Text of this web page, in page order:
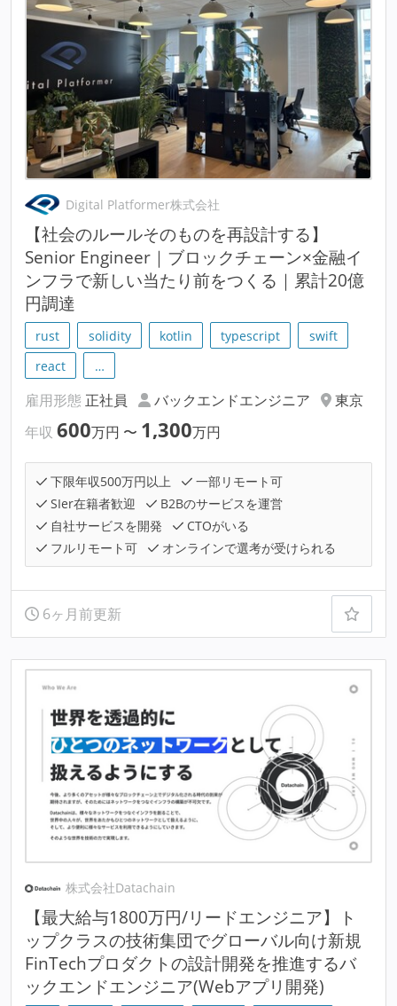
Digital Platformer株式会社
【社会のルールそのものを再設計する】
Senior Engineer｜ブロックチェーン×金融イ
ンフラで新しい当たり前をつくる｜累計20億
円調達
rust solidity kotlin typescript
swift
react
…
雇用形態 正社員 バックエンドエンジニア
東京
年収 600万円 〜 1,300万円
下限年収500万円以上
一部リモート可
SIer在籍者歓迎
B2Bのサービスを運営
自社サービスを開発
CTOがいる
フルリモート可
オンラインで選考が受けられる
6ヶ月前更新
株式会社Datachain
【最大給与1800万円/リードエンジニア】ト
ップクラスの技術集団でグローバル向け新規
FinTechプロダクトの設計開発を推進するバ
ックエンドエンジニア(Webアプリ開発)